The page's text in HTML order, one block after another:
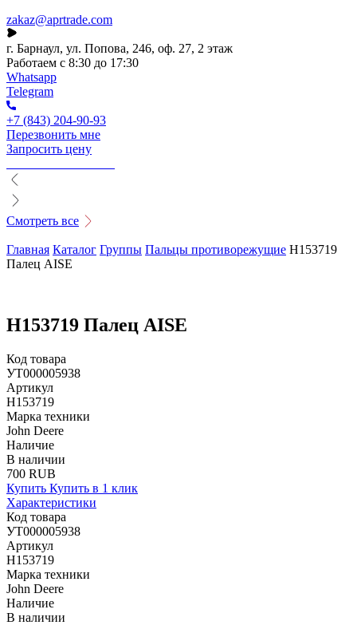
zakaz@aprtrade.com
г. Барнаул, ул. Попова, 246, оф. 27, 2 этаж
Работаем с 8:30 до 17:30
Whatsapp
Telegram
+7 (843) 204-90-93
Перезвонить мне
Запросить цену
Смотреть все
Главная Каталог Группы Пальцы противорежущие H153719
Палец AISE
H153719 Палец AISE
Код товара
УТ000005938
Артикул
H153719
Марка техники
John Deere
Наличие
В наличии
700 RUB
Купить Купить в 1 клик
Характеристики
Код товара
УТ000005938
Артикул
H153719
Марка техники
John Deere
Наличие
В наличии